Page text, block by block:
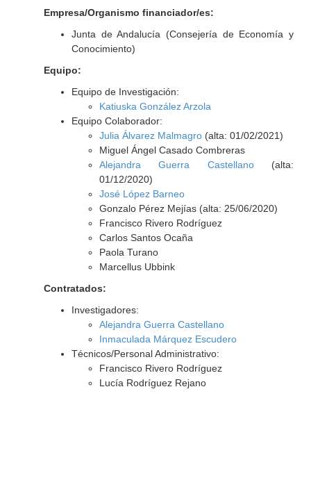
Empresa/Organismo financiador/es:
Junta de Andalucía (Consejería de Economía y
Conocimiento)
Equipo:
Equipo de Investigación:
Katiuska González Arzola
Equipo Colaborador:
Julia Álvarez Malmagro(alta: 01/02/2021)
Miguel Ángel Casado Combreras
Alejandra Guerra Castellano(alta:
01/12/2020)
José López Barneo
Gonzalo Pérez Mejías (alta: 25/06/2020)
Francisco Rivero Rodríguez
Carlos Santos Ocaña
Paola Turano
Marcellus Ubbink
Contratados:
Investigadores:
Alejandra Guerra Castellano
Inmaculada Márquez Escudero
Técnicos/Personal Administrativo:
Francisco Rivero Rodríguez
Lucía Rodríguez Rejano